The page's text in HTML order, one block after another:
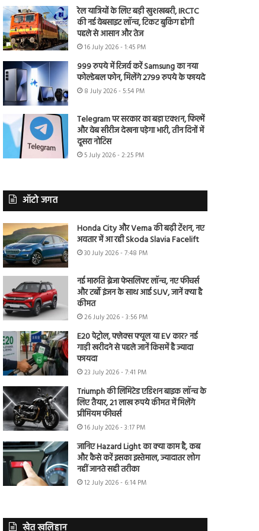
रेल यात्रियों के लिए बड़ी खुशखबरी, IRCTC
की नई वेबसाइट लॉन्च, टिकट बुकिंग होगी
पहले से आसान और तेज
16 July 2026 - 1:45 PM
999 रुपये में रिजर्व करें Samsung का नया
फोल्डेबल फोन, मिलेंगे 2799 रुपये के फायदे
8 July 2026 - 5:54 PM
Telegram पर सरकार का बड़ा एक्शन, फिल्में
और वेब सीरीज देखना पड़ेगा भारी, तीन दिनों में
दूसरा नोटिस
5 July 2026 - 2:25 PM
ऑटो जगत
Honda City और Verna की बढ़ी टेंशन, नए
अवतार में आ रही Skoda Slavia Facelift
30 July 2026 - 7:48 PM
नई मारुति ब्रेजा फेसलिफ्ट लॉन्च, नए फीचर्स
और टर्बो इंजन के साथ आई SUV, जानें क्या है
कीमत
26 July 2026 - 3:56 PM
E20 पेट्रोल, फ्लेक्स फ्यूल या EV कार? नई
गाड़ी खरीदने से पहले जानें किसमें है ज्यादा
फायदा
23 July 2026 - 7:41 PM
Triumph की लिमिटेड एडिशन बाइक लॉन्च के
लिए तैयार, 21 लाख रुपये कीमत में मिलेंगे
प्रीमियम फीचर्स
16 July 2026 - 3:17 PM
जानिए Hazard Light का क्या काम है, कब
और कैसे करें इसका इस्तेमाल, ज्यादातर लोग
नहीं जानते सही तरीका
12 July 2026 - 6:14 PM